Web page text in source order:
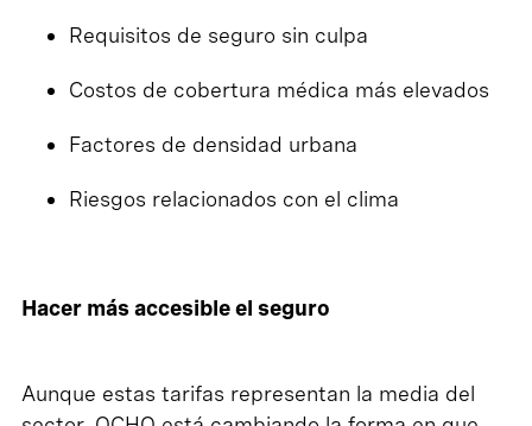
Requisitos de seguro sin culpa
Costos de cobertura médica más elevados
Factores de densidad urbana
Riesgos relacionados con el clima
Hacer más accesible el seguro
Aunque estas tarifas representan la media del